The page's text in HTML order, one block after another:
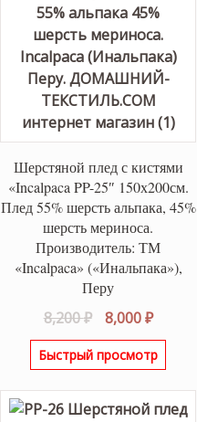
Шерстяной плед с кистями
«Incalpaca PP-25″ 150х200см.
Плед 55% шерсть альпака, 45%
шерсть мериноса.
Производитель: ТМ
«Incalpaca» («Инальпака»),
Перу
8,200₽
цена
составляла
8,000₽
цена:
8,000
Быстрый просмотр